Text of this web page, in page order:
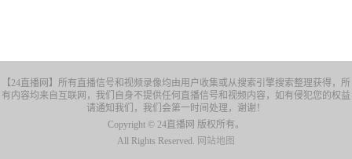
【24直播网】所有直播信号和视频录像均由用户收集或从搜索引擎搜索整理获得，所
有内容均来自互联网，我们自身不提供任何直播信号和视频内容，如有侵犯您的权益
请通知我们，我们会第一时间处理，谢谢！
Copyright © 24直播网 版权所有。
All Rights Reserved. 网站地图